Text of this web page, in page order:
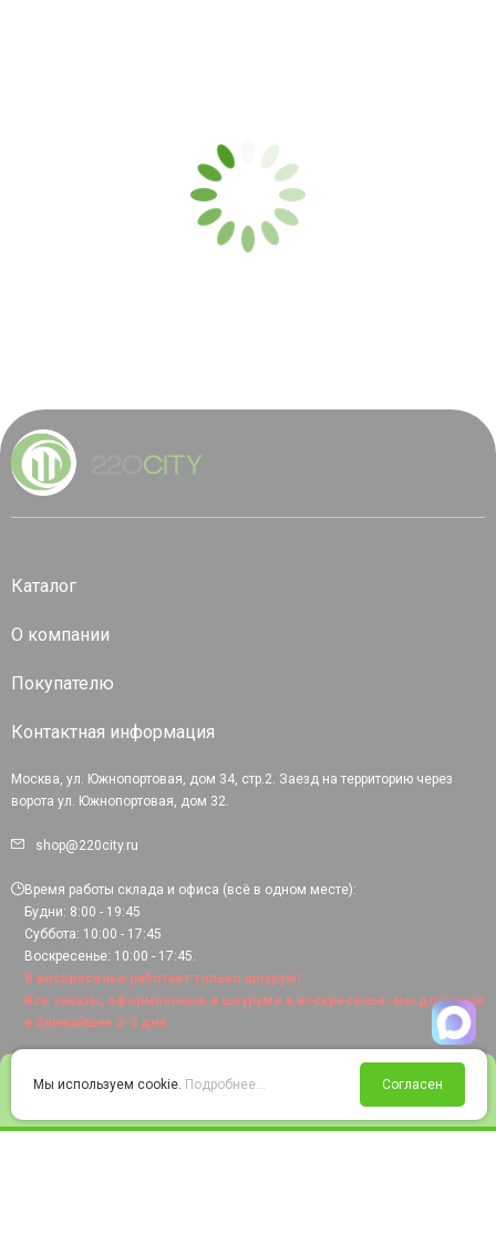
Войти Избранное Корзина
Каталог
О компании
Покупателю
Контактная информация
Москва, ул. Южнопортовая, дом 34, стр.2. Заезд на территорию через
ворота ул. Южнопортовая, дом 32.
shop@220city.ru
Время работы склада и офиса (всё в одном месте):
Будни: 8:00 - 19:45
Суббота: 10:00 - 17:45
Воскресенье: 10:00 - 17:45.
В воскресенье работает только шоурум!
Все заказы, оформленные в шоуруме в воскресенье, мы доставим
в ближайшие 2-3 дня.
Мы используем cookie. Подробнее... Согласен